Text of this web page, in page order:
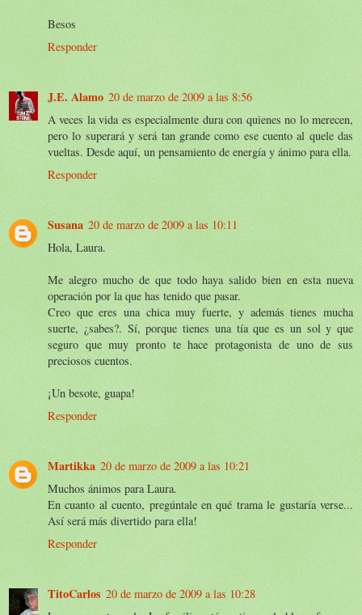
Besos
Responder
J.E. Alamo 20 de marzo de 2009 a las 8:56
A veces la vida es especialmente dura con quienes no lo merecen,
pero lo superará y será tan grande como ese cuento al quele das
vueltas. Desde aquí, un pensamiento de energía y ánimo para ella.
Responder
Susana 20 de marzo de 2009 a las 10:11
Hola, Laura.
Me alegro mucho de que todo haya salido bien en esta nueva
operación por la que has tenido que pasar.
Creo que eres una chica muy fuerte, y además tienes mucha
suerte, ¿sabes?. Sí, porque tienes una tía que es un sol y que
seguro que muy pronto te hace protagonista de uno de sus
preciosos cuentos.
¡Un besote, guapa!
Responder
Martikka 20 de marzo de 2009 a las 10:21
Muchos ánimos para Laura.
En cuanto al cuento, pregúntale en qué trama le gustaría verse...
Así será más divertido para ella!
Responder
TitoCarlos 20 de marzo de 2009 a las 10:28